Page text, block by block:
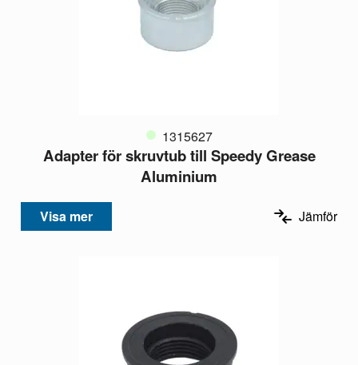
1315627
Adapter för skruvtub till Speedy Grease
Aluminium
Visa mer Jämför